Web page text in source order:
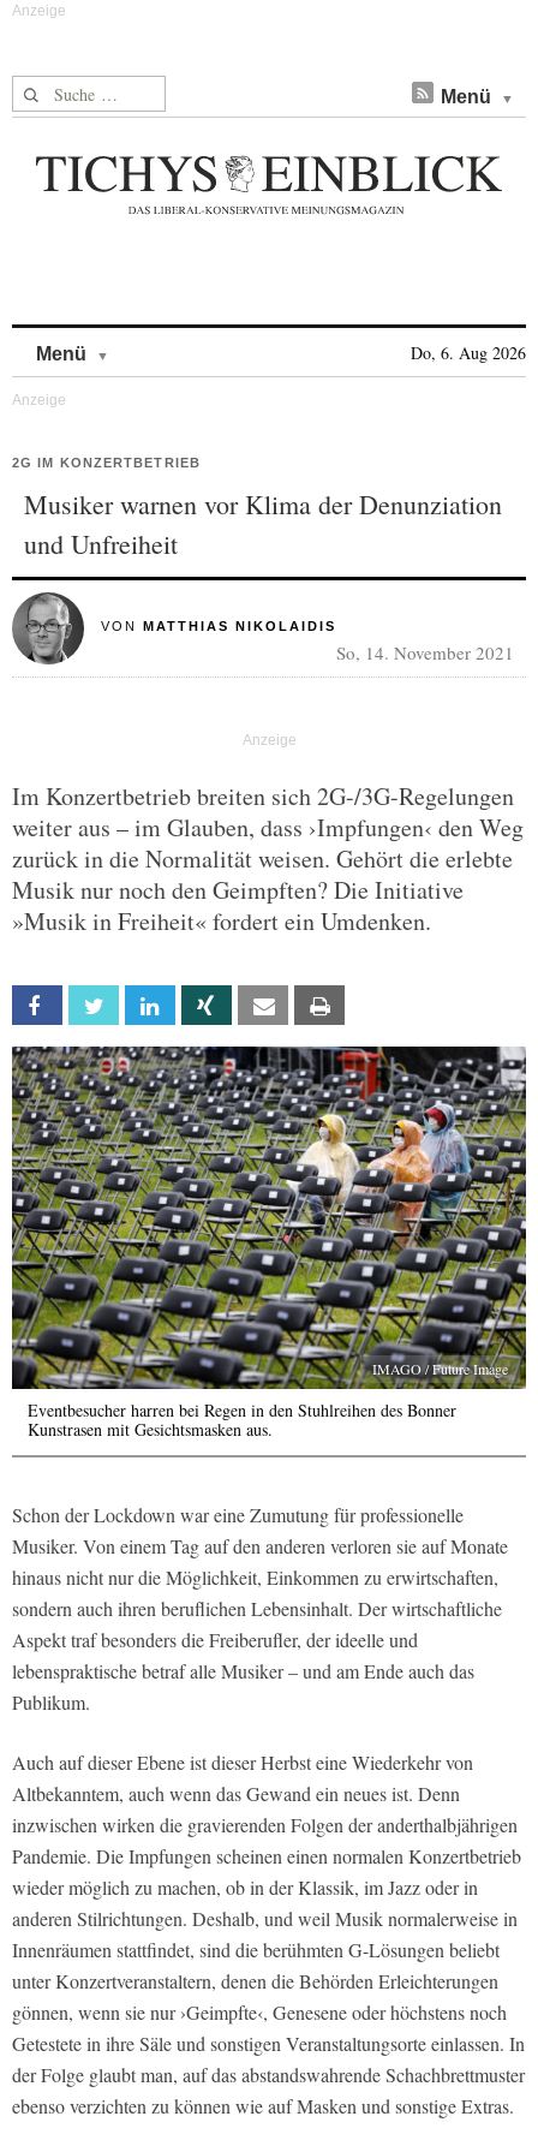
Suche nach: Menü
Menü Do, 6. Aug 2026
2G IM KONZERTBETRIEB
Musiker warnen vor Klima der Denunziation
und Unfreiheit
VON MATTHIAS NIKOLAIDIS
So, 14. November 2021
Im Konzertbetrieb breiten sich 2G-/3G-Regelungen
weiter aus – im Glauben, dass ›Impfungen‹ den Weg
zurück in die Normalität weisen. Gehört die erlebte
Musik nur noch den Geimpften? Die Initiative
»Musik in Freiheit« fordert ein Umdenken.
Facebook Twitter Linkedin Xing Email
IMAGO / Future Image
Eventbesucher harren bei Regen in den Stuhlreihen des Bonner
Kunstrasen mit Gesichtsmasken aus.
Schon der Lockdown war eine Zumutung für professionelle
Musiker. Von einem Tag auf den anderen verloren sie auf Monate
hinaus nicht nur die Möglichkeit, Einkommen zu erwirtschaften,
sondern auch ihren beruflichen Lebensinhalt. Der wirtschaftliche
Aspekt traf besonders die Freiberufler, der ideelle und
lebenspraktische betraf alle Musiker – und am Ende auch das
Publikum.
Auch auf dieser Ebene ist dieser Herbst eine Wiederkehr von
Altbekanntem, auch wenn das Gewand ein neues ist. Denn
inzwischen wirken die gravierenden Folgen der anderthalbjährigen
Pandemie. Die Impfungen scheinen einen normalen Konzertbetrieb
wieder möglich zu machen, ob in der Klassik, im Jazz oder in
anderen Stilrichtungen. Deshalb, und weil Musik normalerweise in
Innenräumen stattfindet, sind die berühmten G-Lösungen beliebt
unter Konzertveranstaltern, denen die Behörden Erleichterungen
gönnen, wenn sie nur ›Geimpfte‹, Genesene oder höchstens noch
Getestete in ihre Säle und sonstigen Veranstaltungsorte einlassen. In
der Folge glaubt man, auf das abstandswahrende Schachbrettmuster
ebenso verzichten zu können wie auf Masken und sonstige Extras.